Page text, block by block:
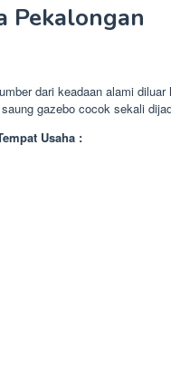
Pekalongan
dari keadaan alami
gazebo cocok sekali
Usaha :